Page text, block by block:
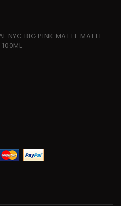
NYC BIG PINK MATTE MATTE